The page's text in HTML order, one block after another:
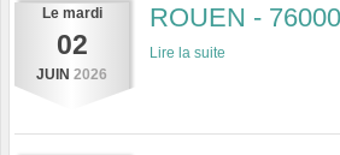
Le mardi
02
JUIN 2026
ROUEN - 76000
Lire la suite